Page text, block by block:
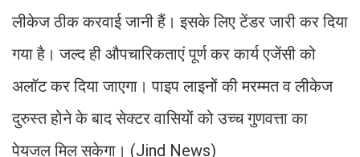
लीकेज ठीक करवाई जानी हैं। इसके लिए टेंडर जारी कर दिया
गया है। जल्द ही औपचारिकताएं पूर्ण कर कार्य एजेंसी को
अलॉट कर दिया जाएगा। पाइप लाइनों की मरम्मत व लीकेज
दुरुस्त होने के बाद सेक्टर वासियों को उच्च गुणवत्ता का
पेयजल मिल सकेगा। (Jind News)